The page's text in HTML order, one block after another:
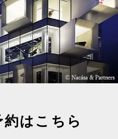
はこちら